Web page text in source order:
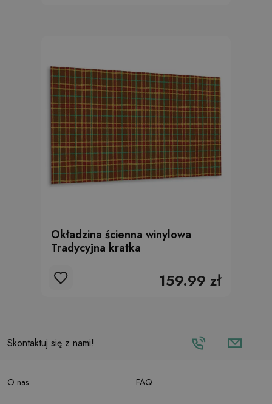
Okładzina ścienna winylowa
Tradycyjna kratka
159.99 zł
Skontaktuj się z nami!
O nas FAQ